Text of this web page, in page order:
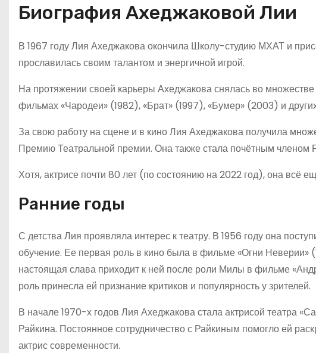
Биография Ахеджаковой Лии
В 1967 году Лия Ахеджакова окончила Школу-студию МХАТ и
прославилась своим талантом и энергичной игрой.
На протяжении своей карьеры Ахеджакова снялась во
фильмах «Чародеи» (1982), «Брат» (1997), «Бумер» (2003) и
За свою работу на сцене и в кино Лия Ахеджакова получила
Премию Театральной премии. Она также стала почётным членом
Хотя, актрисе почти 80 лет (по состоянию на 2022 год), она всё
Ранние годы
С детства Лия проявляла интерес к театру. В 1956 году она
обучение. Ее первая роль в кино была в фильме «Огни Неверии»
настоящая слава приходит к ней после роли Милы в фильме
роль принесла ей признание критиков и популярность у зрителей.
В начале 1970-х годов Лия Ахеджакова стала актрисой театра
Райкина. Постоянное сотрудничество с Райкиным помогло ей
актрис современности.